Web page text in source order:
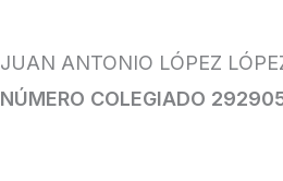
JUAN ANTONIO LÓPEZ
NÚMERO COLEGIADO